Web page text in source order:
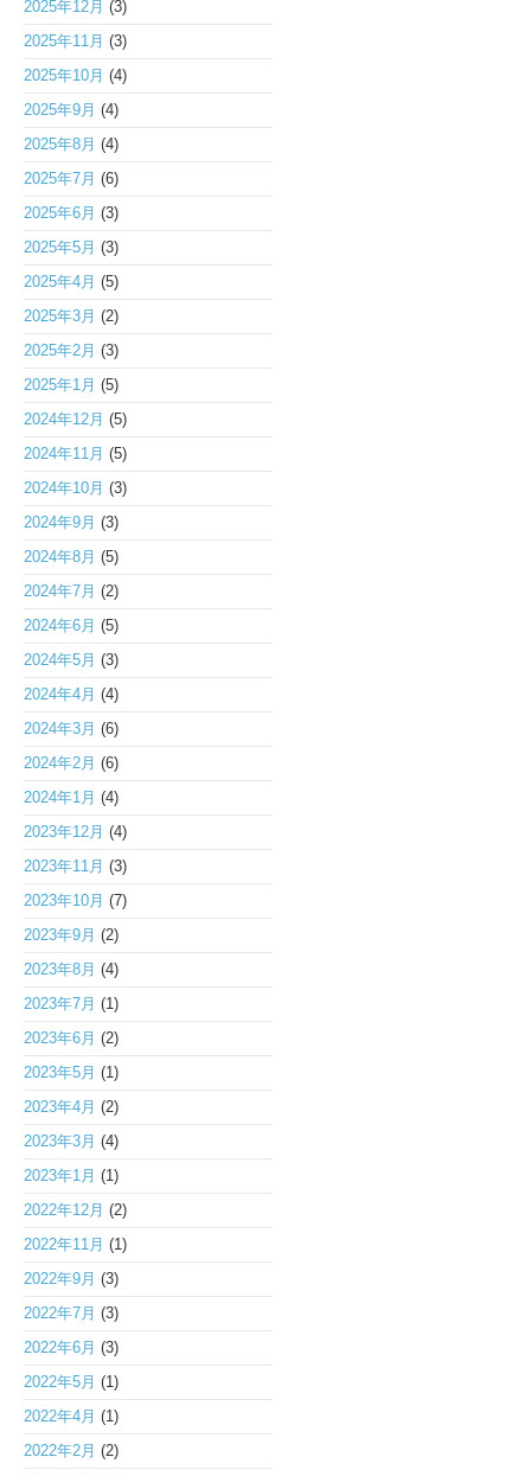
2025年12月 (3)
2025年11月 (3)
2025年10月 (4)
2025年9月 (4)
2025年8月 (4)
2025年7月 (6)
2025年6月 (3)
2025年5月 (3)
2025年4月 (5)
2025年3月 (2)
2025年2月 (3)
2025年1月 (5)
2024年12月 (5)
2024年11月 (5)
2024年10月 (3)
2024年9月 (3)
2024年8月 (5)
2024年7月 (2)
2024年6月 (5)
2024年5月 (3)
2024年4月 (4)
2024年3月 (6)
2024年2月 (6)
2024年1月 (4)
2023年12月 (4)
2023年11月 (3)
2023年10月 (7)
2023年9月 (2)
2023年8月 (4)
2023年7月 (1)
2023年6月 (2)
2023年5月 (1)
2023年4月 (2)
2023年3月 (4)
2023年1月 (1)
2022年12月 (2)
2022年11月 (1)
2022年9月 (3)
2022年7月 (3)
2022年6月 (3)
2022年5月 (1)
2022年4月 (1)
2022年2月 (2)